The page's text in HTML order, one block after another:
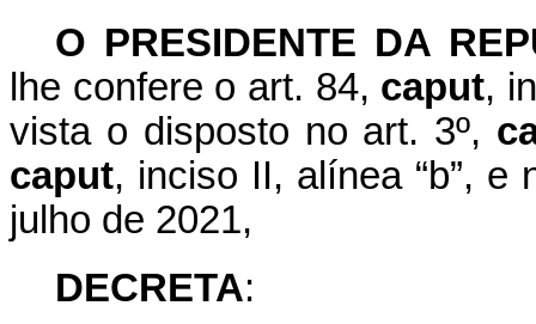
O PRESIDENTE DA
lhe confere o art. 84, caput,
vista o disposto no art. 3º,
caput, inciso II, alínea “b”, e
julho de 2021,
DECRETA: